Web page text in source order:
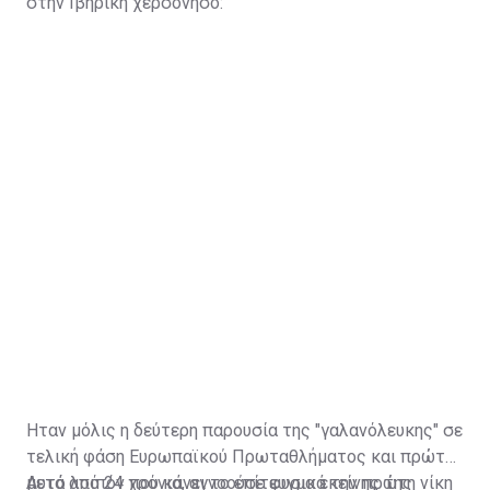
Ηταν μόλις η δεύτερη παρουσία της "γαλανόλευκης" σε
τελική φάση Ευρωπαϊκού Πρωταθλήματος και πρώτη
μετά από 24 χρόνια, αγνοούσε φυσικά την πρώτη νίκη
Aυτό λοιπόν που κάνει το επίτευγμα εκείνης της